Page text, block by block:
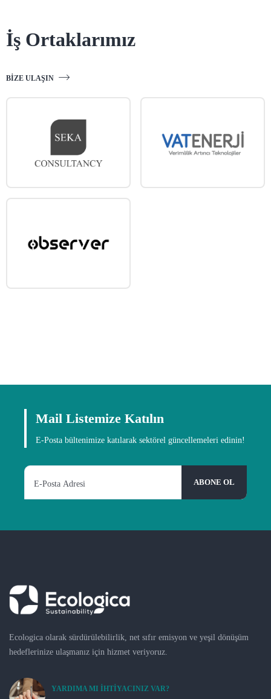
İş Ortaklarımız
BIZE ULAŞIN
Mail Listemize Katılın
E-Posta bültenimize katılarak sektörel güncellemeleri edinin!
Ecologica olarak sürdürülebilirlik, net sıfır emisyon ve yeşil dönüşüm
hedeflerinize ulaşmanız için hizmet veriyoruz.
YARDIMA MI İHTIYACINIZ VAR?